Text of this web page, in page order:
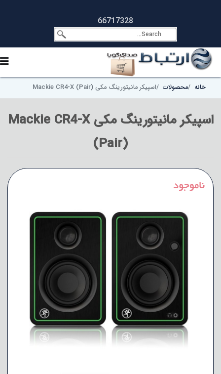
66717328
خانه محصولات اسپیکر مانیتورینگ مکی Mackie CR4-X (Pair)
اسپیکر مانیتورینگ مکی Mackie CR4-X
(Pair)